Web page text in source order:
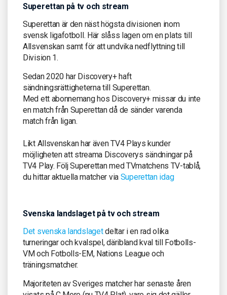
Superettan på tv och stream
Superettan är den näst högsta divisionen inom
svensk ligafotboll. Här slåss lagen om en plats till
Allsvenskan samt för att undvika nedflyttning till
Division 1.
Sedan 2020 har Discovery+ haft
sändningsrättigheterna till Superettan.
Med ett abonnemang hos Discovery+ missar du inte
en match från Superettan då de sänder varenda
match från ligan.
Likt Allsvenskan har även TV4 Plays kunder
möjligheten att streama Discoverys sändningar på
TV4 Play. Följ Superettan med TVmatchens TV-tablå,
du hittar aktuella matcher via Superettan idag
Svenska landslaget på tv och stream
Det svenska landslagetdeltar i en rad olika
turneringar och kvalspel, däribland kval till Fotbolls-
VM och Fotbolls-EM, Nations League och
träningsmatcher.
Majoriteten av Sveriges matcher har senaste åren